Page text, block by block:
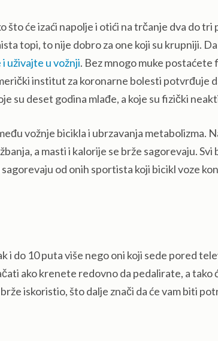
što će izaći napolje i otići na trčanje dva do tri
topi, to nije dobro za one koji su krupniji.
uživajte u vožnji. Bez mnogo muke postaćete
institut za koronarne bolesti potvrđuje
su deset godina mlađe, a koje su fizički
vožnje bicikla i ubrzavanja metabolizma.
a masti i kalorije se brže sagorevaju. Svi
od onih sportista koji bicikl voze
i do 10 puta više nego oni koji sede pored
ako krenete redovno da pedalirate, a tako
iskoristio, što dalje znači da će vam biti